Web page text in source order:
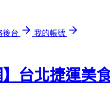
後台
我的帳號
】台北捷運美